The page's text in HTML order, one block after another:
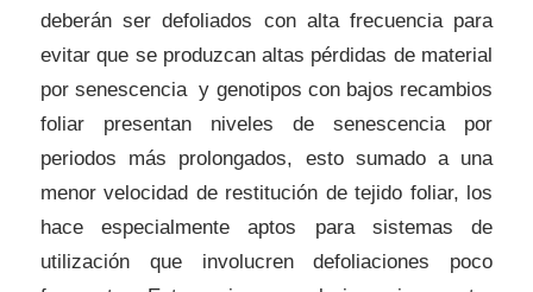
deberán ser defoliados con alta frecuencia para
evitar que se produzcan altas pérdidas de material
por senescencia y genotipos con bajos recambios
foliar presentan niveles de senescencia por
periodos más prolongados, esto sumado a una
menor velocidad de restitución de tejido foliar, los
hace especialmente aptos para sistemas de
utilización que involucren defoliaciones poco